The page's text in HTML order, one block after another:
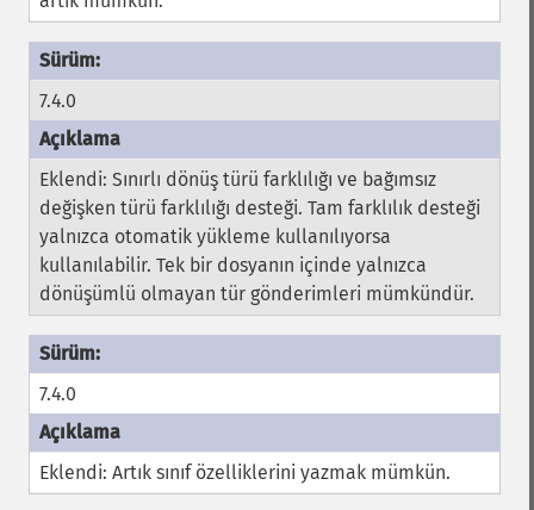
7.4.0
Eklendi: Sınırlı dönüş türü farklılığı ve bağımsız
değişken türü farklılığı desteği. Tam farklılık desteği
yalnızca otomatik yükleme kullanılıyorsa
kullanılabilir. Tek bir dosyanın içinde yalnızca
dönüşümlü olmayan tür gönderimleri mümkündür.
7.4.0
Eklendi: Artık sınıf özelliklerini yazmak mümkün.